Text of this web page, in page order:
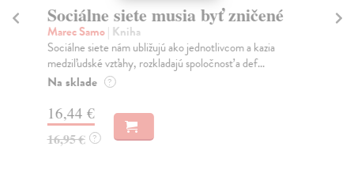
Sociálne siete musia byť zničené
Marec Samo| Kniha
Sociálne siete nám ubližujú ako jednotlivcom a kazia
medziľudské vzťahy, rozkladajú spoločnosť a def...
Na sklade ?
16,44 €
16,95 € ?